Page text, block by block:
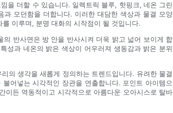
을 더할 수 있습니다. 일렉트릭 블루, 핫핑크, 네온 그린
모던함을 더합니다. 이러한 대담한 색상과 물결 모양
이루며, 분명 대화의 시작점이 될 것입니다.
반사면은 방 안을 반사시켜 더욱 밝고 넓어 보이게 합
성과 네온의 밝은 색상이 어우러져 생동감과 밝은 분위
의 생각을 새롭게 정의하는 트렌드입니다. 유려한 물결
어넣는 시각적인 장관을 연출합니다. 포인트 아이템으
이든 역동적이고 시각적으로 아름다운 오아시스로 탈바